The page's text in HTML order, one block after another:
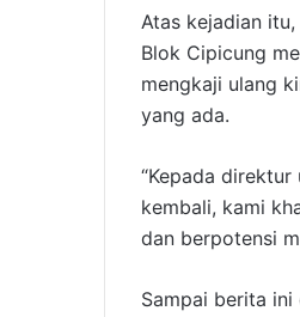
Atas kejadian
Blok Cipicung
mengkaji ulang
yang ada.
“Kepada
kembali, kami
dan berpotensi
Sampai berita